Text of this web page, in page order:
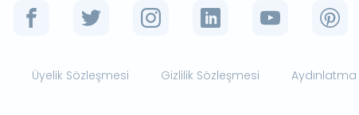
Üyelik Sözleşmesi Gizlilik Sözleşmesi